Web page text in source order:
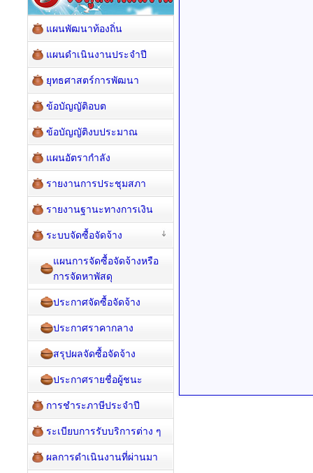
แผนพัฒนาท้องถิ่น
แผนดำเนินงานประจำปี
ยุทธศาสตร์การพัฒนา
ข้อบัญญัติอบต
ข้อบัญญัติงบประมาณ
แผนอัตรากำลัง
รายงานการประชุมสภา
รายงานฐานะทางการเงิน
ระบบจัดซื้อจัดจ้าง
แผนการจัดซื้อจัดจ้างหรือ
การจัดหาพัสดุ
ประกาศจัดซื้อจัดจ้าง
ประกาศราคากลาง
สรุปผลจัดซื้อจัดจ้าง
ประกาศรายชื่อผู้ชนะ
การชำระภาษีประจำปี
ระเบียบการรับบริการต่าง ๆ
ผลการดำเนินงานที่ผ่านมา